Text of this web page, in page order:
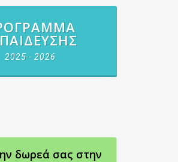
2025 - 2026
δωρεά σας στην